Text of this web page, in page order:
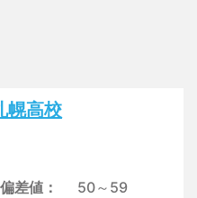
幌高校
偏差値
50～59